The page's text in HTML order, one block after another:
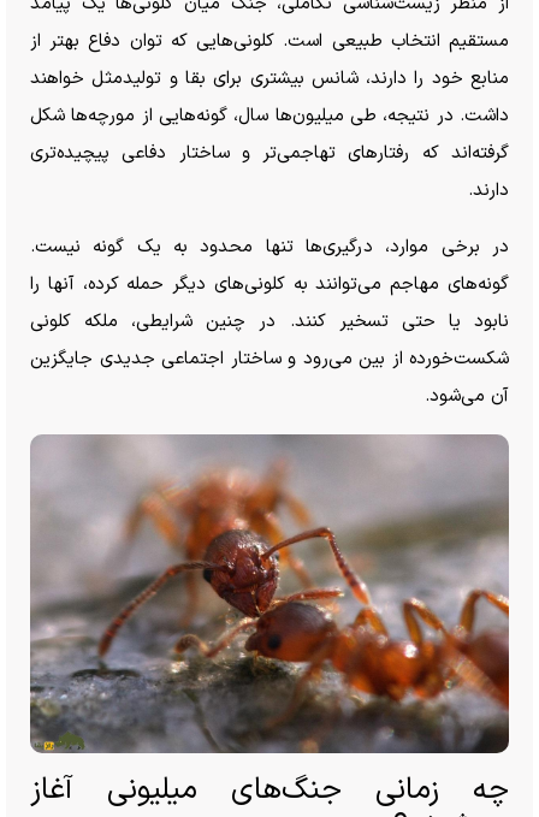
مستقیم انتخاب طبیعی است. کلونی‌هایی که توان دفاع بهتر از
منابع خود را دارند، شانس بیشتری برای بقا و تولیدمثل خواهند
داشت. در نتیجه، طی میلیون‌ها سال، گونه‌هایی از مورچه‌ها شکل
گرفته‌اند که رفتار‌های تهاجمی‌تر و ساختار دفاعی پیچیده‌تری
دارند.
در برخی موارد، درگیری‌ها تنها محدود به یک گونه نیست.
گونه‌های مهاجم می‌توانند به کلونی‌های دیگر حمله کرده، آنها را
نابود یا حتی تسخیر کنند. در چنین شرایطی، ملکه کلونی
شکست‌خورده از بین می‌رود و ساختار اجتماعی جدیدی جایگزین
آن می‌شود.
چه زمانی جنگ‌های میلیونی آغاز